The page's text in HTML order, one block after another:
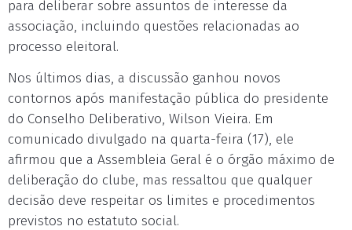
para deliberar sobre assuntos de interesse da
associação, incluindo questões relacionadas ao
processo eleitoral.
Nos últimos dias, a discussão ganhou novos
contornos após manifestação pública do presidente
do Conselho Deliberativo, Wilson Vieira. Em
comunicado divulgado na quarta-feira (17), ele
afirmou que a Assembleia Geral é o órgão máximo de
deliberação do clube, mas ressaltou que qualquer
decisão deve respeitar os limites e procedimentos
previstos no estatuto social.